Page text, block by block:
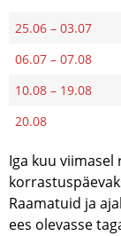
25.06 – 03.07
06.07 – 07.08
10.08 – 19.08
20.08
Iga kuu
Raamatuid ja
ees olevasse